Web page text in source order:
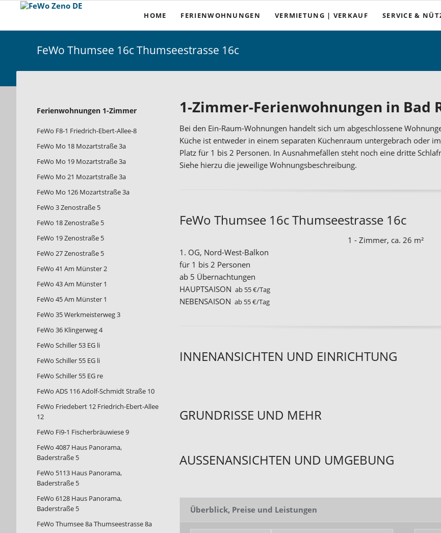
HOME FERIENWOHNUNGEN
Ferienhäuser in Bad Reichenhall
Apartmenthaus am Schroffen
VERMIETUNG | VERKAUF SERVICE &
AGB und
Wetter
FeWo Thumsee 16c Thumseestrasse 16c
1-Zimmer-Ferienwohnungen in Bad
Bei den Ein-Raum-Wohnungen handelt sich um abgeschlossene
Küche ist entweder in einem separaten Küchenraum untergebrach oder
Platz für 1 bis 2 Personen. In Ausnahmefällen steht noch eine dritte
Siehe hierzu die jeweilige Wohnungsbeschreibung.
FeWo Thumsee 16c Thumseestrasse 16c
1 - Zimmer, ca. 26 m²
1. OG, Nord-West-Balkon
für 1 bis 2 Personen
ab 5 Übernachtungen
HAUPTSAISON ab 55 €/Tag
NEBENSAISON ab 55 €/Tag
INNENANSICHTEN UND EINRICHTUNG
GRUNDRISSE UND MEHR
AUSSENANSICHTEN UND UMGEBUNG
Überblick, Preise und Leistungen
Navigation
Ferienwohnungen 1-Zimmer
FeWo F8-1 Friedrich-Ebert-Allee-8
FeWo Mo 18 Mozartstraße 3a
FeWo Mo 19 Mozartstraße 3a
FeWo Mo 21 Mozartstraße 3a
FeWo Mo 126 Mozartstraße 3a
FeWo 3 Zenostraße 5
FeWo 18 Zenostraße 5
FeWo 19 Zenostraße 5
FeWo 27 Zenostraße 5
FeWo 41 Am Münster 2
FeWo 43 Am Münster 1
FeWo 45 Am Münster 1
FeWo 35 Werkmeisterweg 3
FeWo 36 Klingerweg 4
FeWo Schiller 53 EG li
FeWo Schiller 55 EG li
FeWo Schiller 55 EG re
FeWo ADS 116 Adolf-Schmidt Straße 10
FeWo Friedebert 12 Friedrich-Ebert-Allee
12
FeWo Fi9-1 Fischerbräuwiese 9
FeWo 4087 Haus Panorama,
Baderstraße 5
FeWo 5113 Haus Panorama,
Baderstraße 5
FeWo 6128 Haus Panorama,
Baderstraße 5
FeWo Thumsee 8a Thumseestrasse 8a